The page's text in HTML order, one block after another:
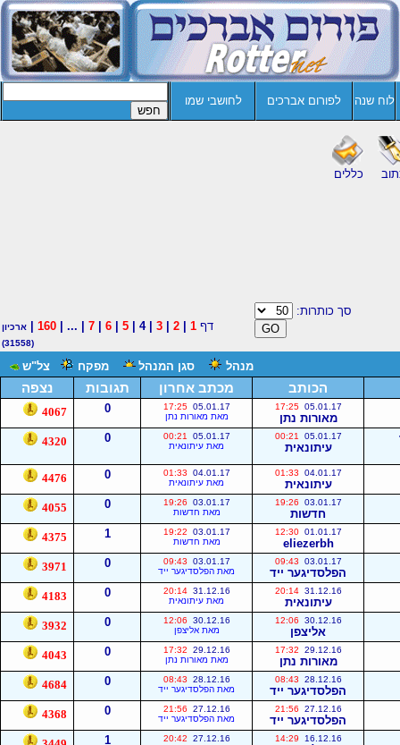
לוח שנה לפורום אברכים לחושבי שמו
כללים
סך כותרות:
דף 1
2
3
| 4 |
5
6
7
| ... |
160
ארכיון
(31558)
מנהל סגן המנהל מפקח צל"ש
הכותב מכתב אחרון תגובות נצפה
05.01.17
17:25
מאורות נתן
05.01.17
17:25
מאת מאורות נתן
0
4067
05.01.17
00:21
עיתונאית
05.01.17
00:21
מאת עיתונאית
0
4320
04.01.17
01:33
עיתונאית
04.01.17
01:33
מאת עיתונאית
0
4476
03.01.17
19:26
חדשות
03.01.17
19:26
מאת חדשות
0
4055
01.01.17
12:30
eliezerbh
03.01.17
19:22
מאת חדשות
1
4375
03.01.17
09:43
הפלסדיגער ייד
03.01.17
09:43
מאת הפלסדיגער ייד
0
3971
31.12.16
20:14
עיתונאית
31.12.16
20:14
מאת עיתונאית
0
4183
30.12.16
12:06
אליצפן
30.12.16
12:06
מאת אליצפן
0
3932
29.12.16
17:32
מאורות נתן
29.12.16
17:32
מאת מאורות נתן
0
4043
28.12.16
08:43
הפלסדיגער ייד
28.12.16
08:43
מאת הפלסדיגער ייד
0
4684
27.12.16
21:56
הפלסדיגער ייד
27.12.16
21:56
מאת הפלסדיגער ייד
0
4368
16.12.16
14:29
27.12.16
20:42
1